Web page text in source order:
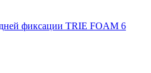
фиксации TRIE FOAM 6